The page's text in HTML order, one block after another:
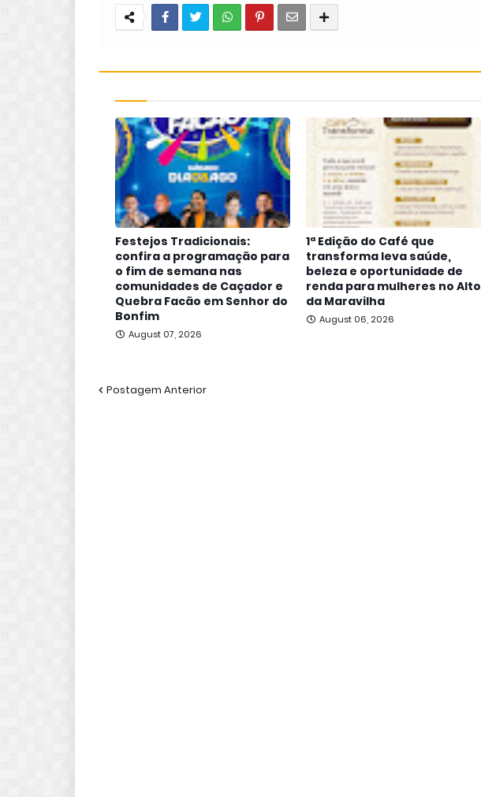
Festejos Tradicionais:
confira a programação para
o fim de semana nas
comunidades de Caçador e
Quebra Facão em Senhor do
Bonfim
August 07, 2026
1ª Edição do Café que
transforma leva saúde,
beleza e oportunidade de
renda para mulheres no Alto
da Maravilha
August 06, 2026
Postagem Anterior